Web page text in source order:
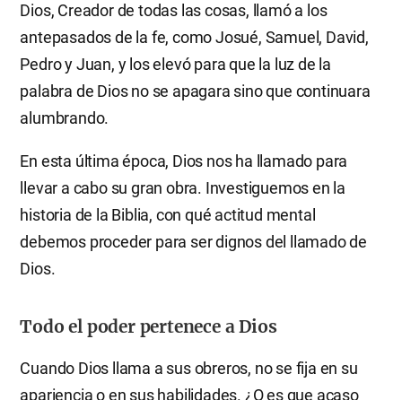
Dios, Creador de todas las cosas, llamó a los
antepasados de la fe, como Josué, Samuel, David,
Pedro y Juan, y los elevó para que la luz de la
palabra de Dios no se apagara sino que continuara
alumbrando.
En esta última época, Dios nos ha llamado para
llevar a cabo su gran obra. Investiguemos en la
historia de la Biblia, con qué actitud mental
debemos proceder para ser dignos del llamado de
Dios.
Todo el poder pertenece a Dios
Cuando Dios llama a sus obreros, no se fija en su
apariencia o en sus habilidades. ¿O es que acaso